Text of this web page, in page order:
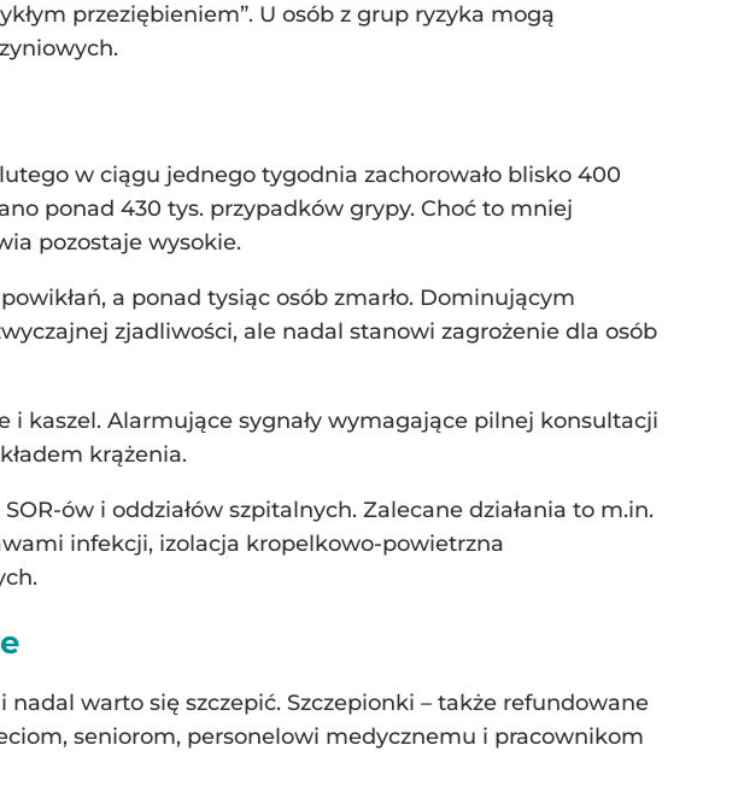
przeziębieniem”. U osób z grup ryzyka mogą
w ciągu jednego tygodnia zachorowało blisko 400
ponad 430 tys. przypadków grypy. Choć to mniej
pozostaje wysokie.
a ponad tysiąc osób zmarło. Dominującym
zjadliwości, ale nadal stanowi zagrożenie dla osób
kaszel. Alarmujące sygnały wymagające pilnej konsultacji
krążenia.
ów i oddziałów szpitalnych. Zalecane działania to m.in.
infekcji, izolacja kropelkowo-powietrzna
warto się szczepić. Szczepionki – także refundowane
seniorom, personelowi medycznemu i pracownikom